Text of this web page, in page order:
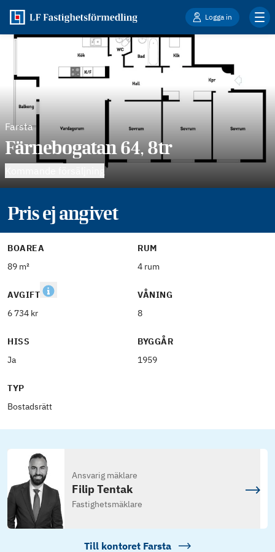
Logga in
Farsta
Färnebogatan 64, 8tr
Pris ej angivet
BOAREA
89 m²
RUM
4 rum
AVGIFT
6 734 kr
VÅNING
8
HISS
Ja
BYGGÅR
1959
TYP
Bostadsrätt
Ansvarig mäklare
Filip Tentak
Fastighetsmäklare
Till kontoret Farsta